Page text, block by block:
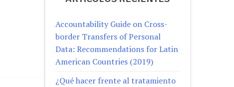
Accountability Guide on Cross-
border Transfers of Personal
Data: Recommendations for Latin
American Countries (2019)
¿Qué hacer frente al tratamiento